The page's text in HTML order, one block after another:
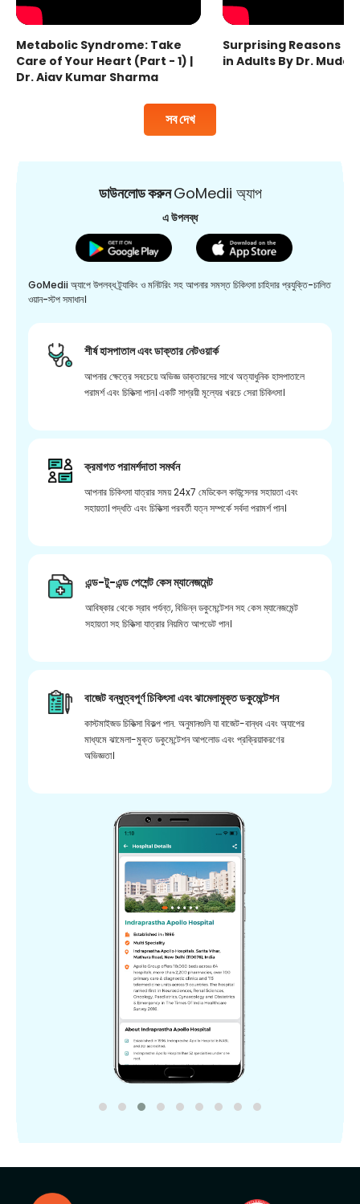
সব দেখ
Metabolic Syndrome: Take
Care of Your Heart (Part - 1) |
Dr. Ajay Kumar Sharma
Surprising Reasons
in Adults By Dr.
ডাউনলোড করুনGoMedii অ্যাপ
এ উপলব্ধ
GoMedii অ্যাপে উপলব্ধ ট্র্যাকিং ও মনিটরিং সহ আপনার সমস্ত চিকিৎসা চাহিদার প্রযুক্তি-চালিত
ওয়ান-স্টপ সমাধান।
শীর্ষ হাসপাতাল এবং ডাক্তার নেটওয়ার্ক
আপনার ক্ষেত্রে সবচেয়ে অভিজ্ঞ ডাক্তারদের সাথে অত্যাধুনিক হাসপাতালে
পরামর্শ এবং চিকিত্সা পান। একটি সাশ্রয়ী মূল্যের খরচে সেরা চিকিৎসা।
ক্রমাগত পরামর্শদাতা সমর্থন
আপনার চিকিৎসা যাত্রার সময় 24x7 মেডিকেল কাউন্সেলর সহায়তা এবং
সহায়তা। পদ্ধতি এবং চিকিত্সা পরবর্তী যত্ন সম্পর্কে সর্বদা পরামর্শ পান।
এন্ড-টু-এন্ড পেশেন্ট কেস ম্যানেজমেন্ট
আবিষ্কার থেকে স্রাব পর্যন্ত, বিভিন্ন ডকুমেন্টেশন সহ কেস ম্যানেজমেন্ট
সহায়তা সহ চিকিত্সা যাত্রার নিয়মিত আপডেট পান।
বাজেট বন্ধুত্বপূর্ণ চিকিৎসা এবং ঝামেলামুক্ত ডকুমেন্টেশন
কাস্টমাইজড চিকিত্সা বিকল্প পান. অনুমানগুলি যা বাজেট-বান্ধব এবং অ্যাপের
মাধ্যমে ঝামেলা-মুক্ত ডকুমেন্টেশন আপলোড এবং প্রক্রিয়াকরণের
অভিজ্ঞতা।